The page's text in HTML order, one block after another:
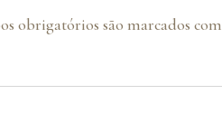
obrigatórios são marcados com